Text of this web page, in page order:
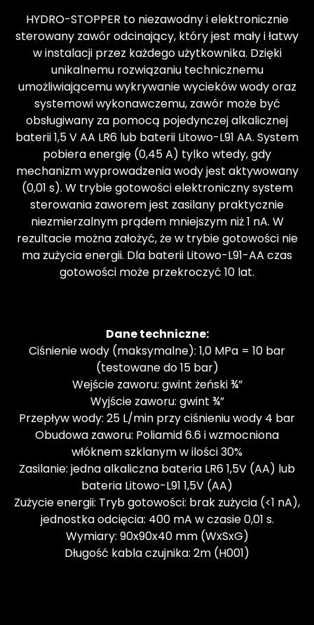
HYDRO-STOPPER to niezawodny i elektronicznie
sterowany zawór odcinający, który jest mały i łatwy
w instalacji przez każdego użytkownika. Dzięki
unikalnemu rozwiązaniu technicznemu
umożliwiającemu wykrywanie wycieków wody oraz
systemowi wykonawczemu, zawór może być
obsługiwany za pomocą pojedynczej alkalicznej
baterii 1,5 V AA LR6 lub baterii Litowo-L91 AA. System
pobiera energię (0,45 A) tylko wtedy, gdy
mechanizm wyprowadzenia wody jest aktywowany
(0,01 s). W trybie gotowości elektroniczny system
sterowania zaworem jest zasilany praktycznie
niezmierzalnym prądem mniejszym niż 1 nA. W
rezultacie można założyć, że w trybie gotowości nie
ma zużycia energii. Dla baterii Litowo-L91-AA czas
gotowości może przekroczyć 10 lat.
Dane techniczne:
Ciśnienie wody (maksymalne): 1,0 MPa = 10 bar
(testowane do 15 bar)
Wejście zaworu: gwint żeński ¾”
Wyjście zaworu: gwint ¾”
Przepływ wody: 25 L/min przy ciśnieniu wody 4 bar
Obudowa zaworu: Poliamid 6.6 i wzmocniona
włóknem szklanym w ilości 30%
Zasilanie: jedna alkaliczna bateria LR6 1,5V (AA) lub
bateria Litowo-L91 1,5V (AA)
Zużycie energii: Tryb gotowości: brak zużycia (<1 nA),
jednostka odcięcia: 400 mA w czasie 0,01 s.
Wymiary: 90x90x40 mm (WxSxG)
Długość kabla czujnika: 2m (H001)